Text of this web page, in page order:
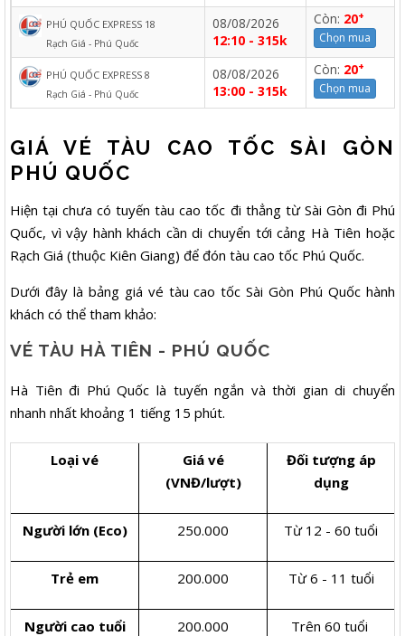
PHÚ QUỐC EXPRESS 18
Rạch Giá - Phú Quốc
08/08/2026
12:10 - 315k
Còn: 20+
Chọn mua
PHÚ QUỐC EXPRESS 8
Rạch Giá - Phú Quốc
08/08/2026
13:00 - 315k
Còn: 20+
Chọn mua
GIÁ VÉ TÀU CAO TỐC SÀI GÒN
PHÚ QUỐC
Hiện tại chưa có tuyến tàu cao tốc đi thẳng từ Sài Gòn đi Phú
Quốc, vì vậy hành khách cần di chuyển tới cảng Hà Tiên hoặc
Rạch Giá (thuộc Kiên Giang) để đón tàu cao tốc Phú Quốc.
Dưới đây là bảng giá vé tàu cao tốc Sài Gòn Phú Quốc hành
khách có thể tham khảo:
VÉ TÀU HÀ TIÊN - PHÚ QUỐC
Hà Tiên đi Phú Quốc là tuyến ngắn và thời gian di chuyển
nhanh nhất khoảng 1 tiếng 15 phút.
Loại vé
Giá vé
(VNĐ/lượt)
Đối tượng áp
dụng
Người lớn (Eco) 250.000 Từ 12 - 60 tuổi
Trẻ em 200.000 Từ 6 - 11 tuổi
Người cao tuổi 200.000 Trên 60 tuổi